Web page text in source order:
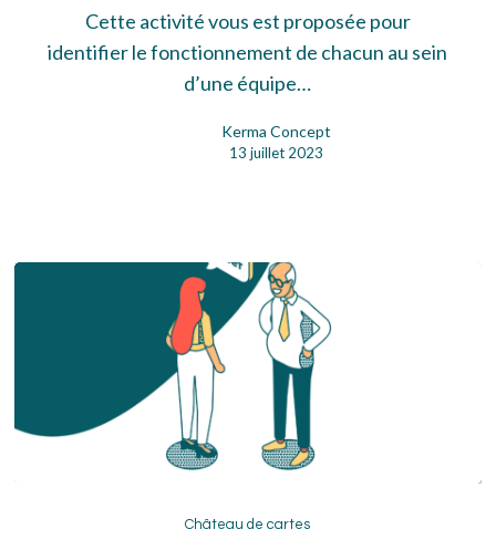
pour
tous
Cette activité vous est proposée pour
identifier le fonctionnement de chacun au sein
d’une équipe…
Kerma Concept
13 juillet 2023
de
Château de cartes